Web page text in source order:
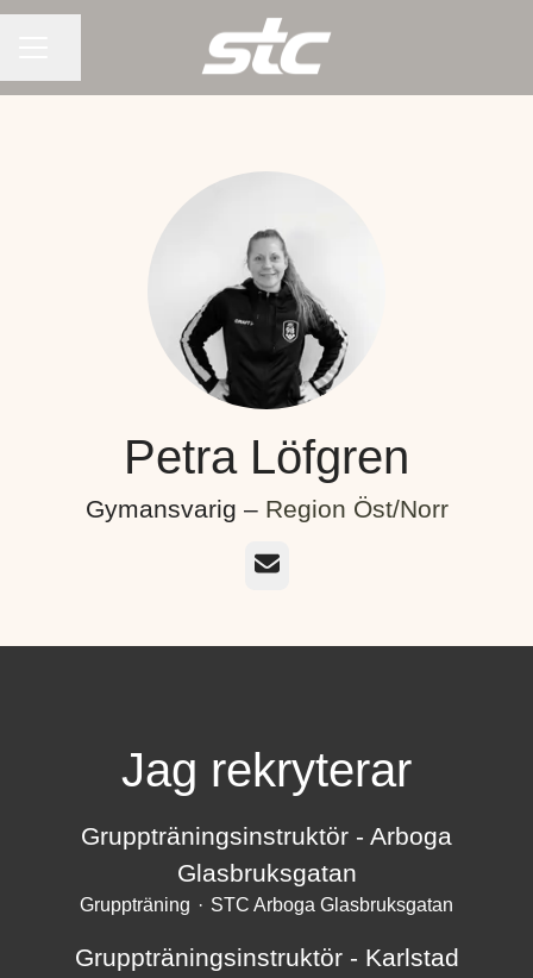
Petra Löfgren
Gymansvarig – Region Öst/Norr
E-post
Jag rekryterar
Gruppträningsinstruktör - Arboga
Glasbruksgatan
Gruppträning · STC Arboga Glasbruksgatan
Gruppträningsinstruktör - Karlstad